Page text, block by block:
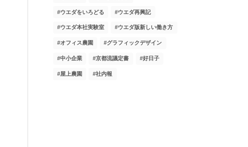
ウエダをいろどる ウエダ再興記
ウエダ本社実験室 ウエダ版新しい働き方
オフィス農園 グラフィックデザイン
中小企業 京都流議定書 好日子
屋上農園 社内報